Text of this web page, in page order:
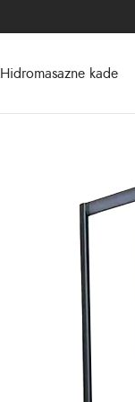
Hidromasazne kade